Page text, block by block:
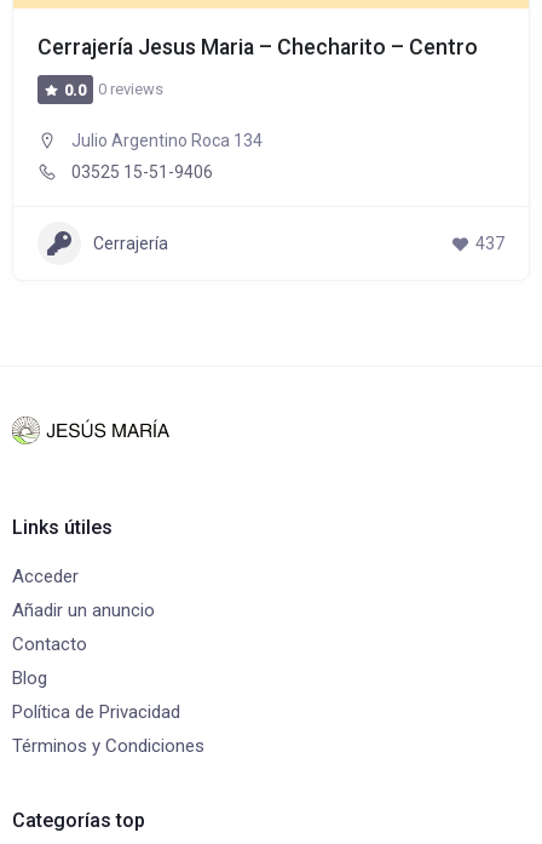
Cerrajería Jesus Maria – Checharito – Centro
0.0 0 reviews
Julio Argentino Roca 134
03525 15-51-9406
Cerrajería 437
Links útiles
Acceder
Añadir un anuncio
Contacto
Blog
Política de Privacidad
Términos y Condiciones
Categorías top